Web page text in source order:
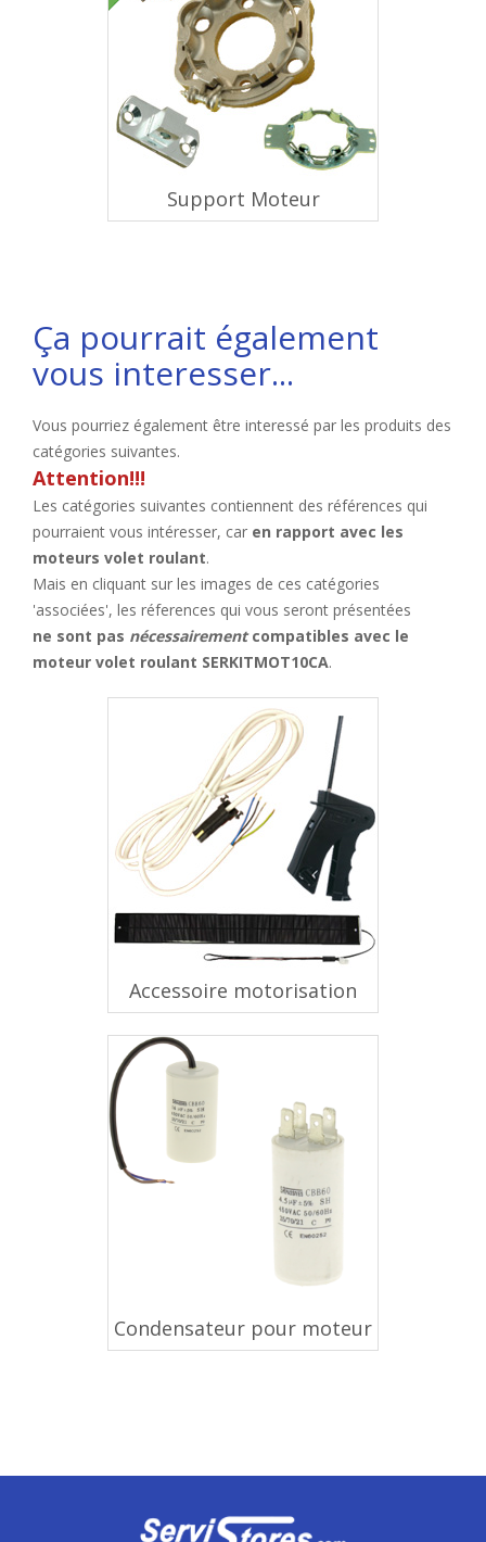
Support Moteur
Ça pourrait également
vous interesser...
Vous pourriez également être interessé par les produits des
catégories suivantes.
Attention!!!
Les catégories suivantes contiennent des références qui
pourraient vous intéresser, car en rapport avec les
moteurs volet roulant.
Mais en cliquant sur les images de ces catégories
'associées', les réferences qui vous seront présentées
ne sont pas nécessairementcompatibles avec le
moteur volet roulant SERKITMOT10CA.
Accessoire motorisation
Condensateur pour moteur